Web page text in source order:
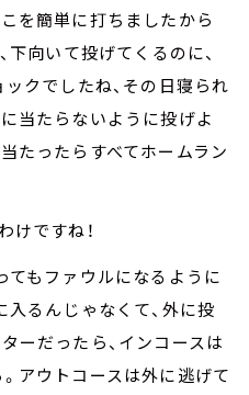
を簡単に打ちましたから
下向いて投げてくるのに、
ックでしたね、その日寝られ
当たらないように投げよ
たったらすべてホームラン
けですね！
てもファウルになるように
入るんじゃなくて、外に投
ーだったら、インコースは
アウトコースは外に逃げて